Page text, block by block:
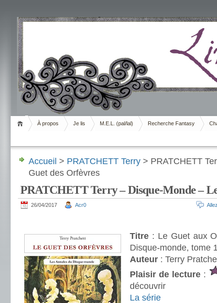
Livrement
À propos Je lis M.E.L. (pal/lal) Recherche Fantasy
Accueil > PRATCHETT Terry > PRATCHETT
Guet des Orfèvres
PRATCHETT Terry – Disque-Monde –
26/04/2017 Acr0
Titre : Le Guet aux
Disque-monde, tome
Auteur : Terry
Plaisir de lecture :
découvrir
La série